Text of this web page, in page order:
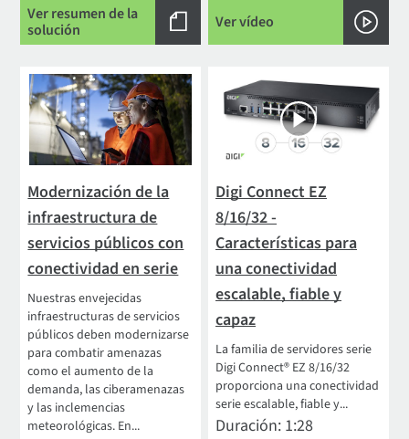
Ver resumen de la
solución
Ver vídeo
Modernización de la
infraestructura de
servicios públicos con
conectividad en serie
Nuestras envejecidas
infraestructuras de servicios
públicos deben modernizarse
para combatir amenazas
como el aumento de la
demanda, las ciberamenazas
y las inclemencias
meteorológicas. En...
Digi Connect EZ
8/16/32 -
Características para
una conectividad
escalable, fiable y
capaz
La familia de servidores serie
Digi Connect® EZ 8/16/32
proporciona una conectividad
serie escalable, fiable y...
Duración: 1:28